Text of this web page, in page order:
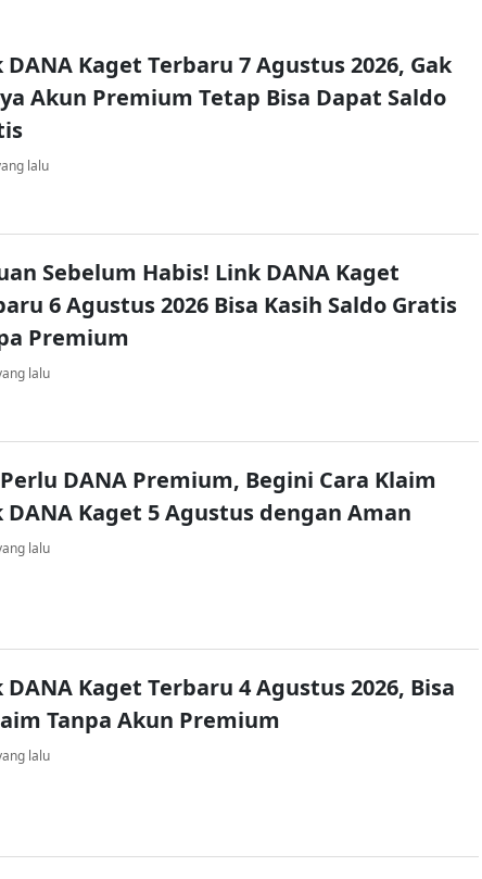
DANA Kaget Terbaru 7 Agustus 2026, Gak
Akun Premium Tetap Bisa Dapat Saldo
lalu
Sebelum Habis! Link DANA Kaget
6 Agustus 2026 Bisa Kasih Saldo Gratis
Premium
lalu
DANA Premium, Begini Cara Klaim
DANA Kaget 5 Agustus dengan Aman
lalu
DANA Kaget Terbaru 4 Agustus 2026, Bisa
Tanpa Akun Premium
lalu